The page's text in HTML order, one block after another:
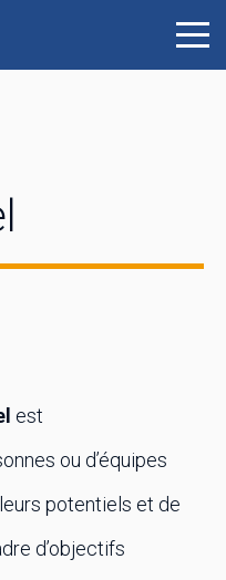
est
ou d’équipes
potentiels et de
d’objectifs